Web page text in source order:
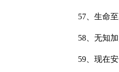
57、生命至
58、无知加
59、现在安